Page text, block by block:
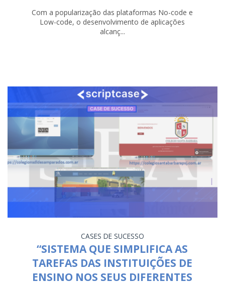
Com a popularização das plataformas No-code e
Low-code, o desenvolvimento de aplicações
alcanç...
CASES DE SUCESSO
“SISTEMA QUE SIMPLIFICA AS
TAREFAS DAS INSTITUIÇÕES DE
ENSINO NOS SEUS DIFERENTES